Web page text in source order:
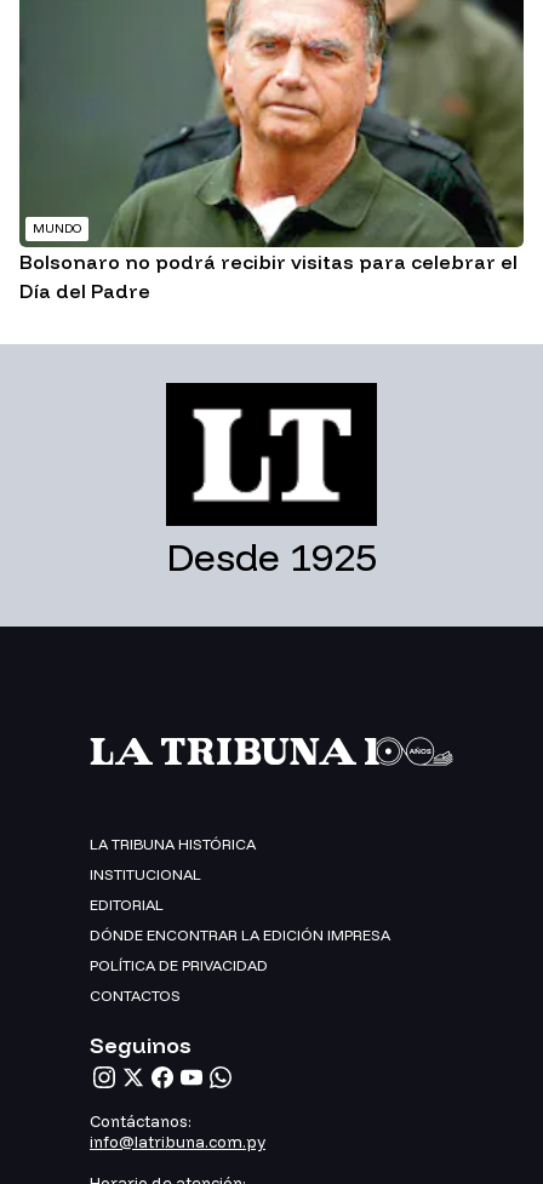
MUNDO
Bolsonaro no podrá recibir visitas para celebrar el
Día del Padre
Desde 1925
LA TRIBUNA HISTÓRICA
INSTITUCIONAL
EDITORIAL
DÓNDE ENCONTRAR LA EDICIÓN IMPRESA
POLÍTICA DE PRIVACIDAD
CONTACTOS
Seguinos
Contáctanos:
info@latribuna.com.py